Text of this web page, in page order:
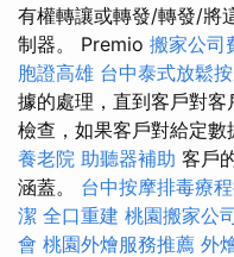
有權轉讓或轉發/轉發/將
制器。 Premio 搬家公司
胞證高雄 台中泰式放鬆
據的處理，直到客戶對
檢查，如果客戶對給定數
養老院 助聽器補助 客戶
涵蓋。 台中按摩排毒療
潔 全口重建 桃園搬家公
會 桃園外燴服務推薦 外